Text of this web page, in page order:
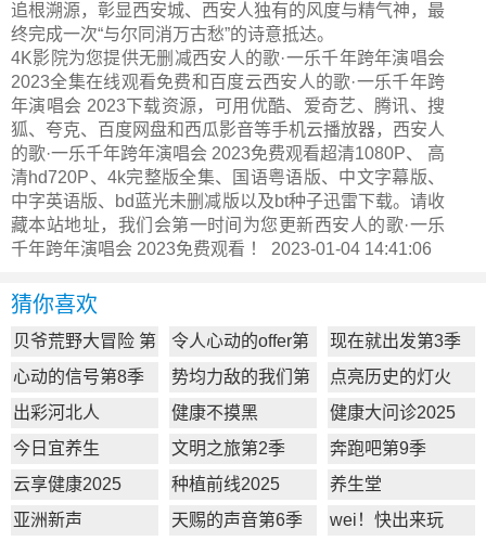
追根溯源，彰显西安城、西安人独有的风度与精气神，最
终完成一次“与尔同消万古愁”的诗意抵达。
4K影院为您提供无删减西安人的歌·一乐千年跨年演唱会
2023全集在线观看免费和百度云西安人的歌·一乐千年跨
年演唱会 2023下载资源，可用优酷、爱奇艺、腾讯、搜
狐、夸克、百度网盘和西瓜影音等手机云播放器，西安人
的歌·一乐千年跨年演唱会 2023免费观看超清1080P、 高
清hd720P、4k完整版全集、国语粤语版、中文字幕版、
中字英语版、bd蓝光未删减版以及bt种子迅雷下载。请收
藏本站地址，我们会第一时间为您更新西安人的歌·一乐
千年跨年演唱会 2023免费观看 ！ 2023-01-04 14:41:06
猜你喜欢
贝爷荒野大冒险 第
一季
令人心动的offer第
7季
现在就出发第3季
心动的信号第8季
势均力敌的我们第
2季
点亮历史的灯火
出彩河北人
健康不摸黑
健康大问诊2025
今日宜养生
文明之旅第2季
奔跑吧第9季
云享健康2025
种植前线2025
养生堂
亚洲新声
天赐的声音第6季
wei！快出来玩